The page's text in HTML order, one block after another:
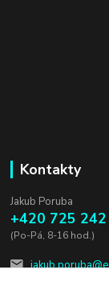
Kontakty
Jakub Poruba
+420 725
(Po-Pá, 8-16 hod.)